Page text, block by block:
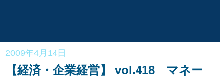
2009年4月14日
【経済・企業経営】 vol.418 マネー